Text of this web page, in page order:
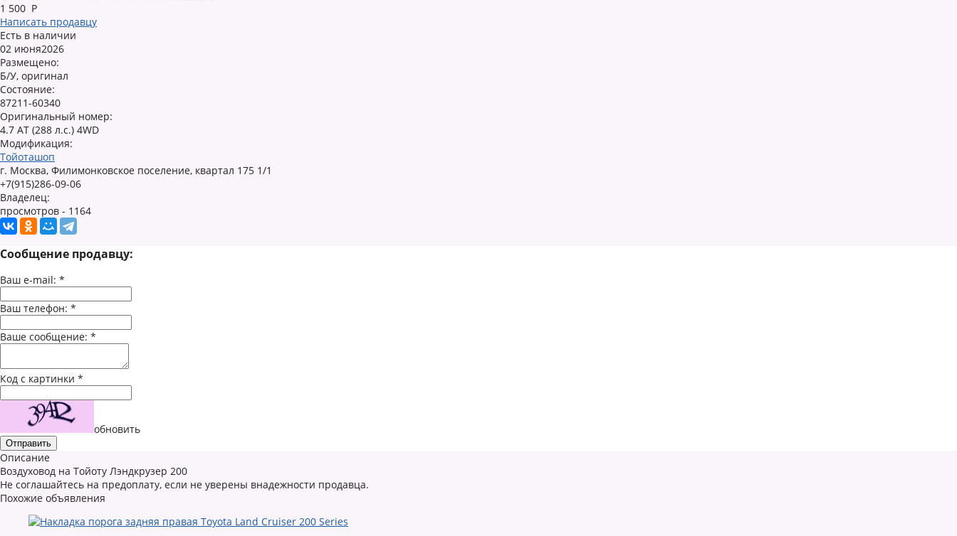
1 500 Р
Написать продавцу
Есть в наличии
02 июня2026
Размещено:
Б/У, оригинал
Состояние:
87211-60340
Оригинальный номер:
4.7 AT (288 л.с.) 4WD
Модификация:
Тойоташоп
г. Москва, Филимонковское поселение, квартал 175 1/1
+7(915)286-09-06
Владелец:
просмотров - 1164
Сообщение продавцу:
Ваш e-mail: *
Ваш телефон: *
Ваше сообщение: *
Код с картинки *
обновить
Описание
Воздуховод на Тойоту Лэндкрузер 200
Не соглашайтесь на предоплату, если не уверены внадежности продавца.
Похожие объявления